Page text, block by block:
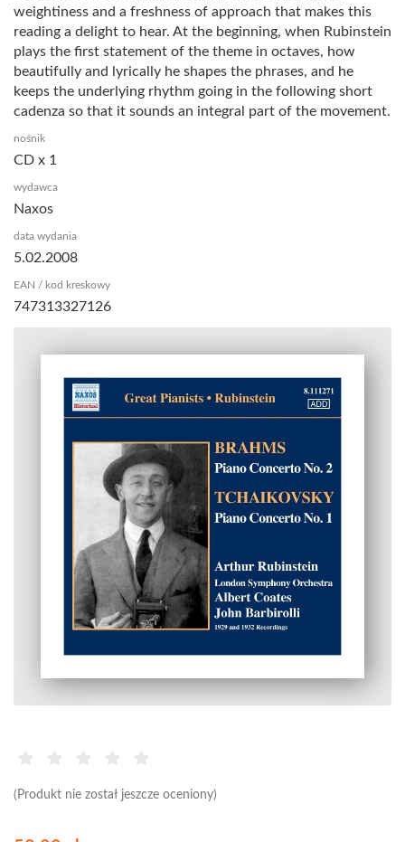
(Produkt nie został jeszcze oceniony)
weightiness and a freshness of approach that makes this
reading a delight to hear. At the beginning, when Rubinstein
plays the first statement of the theme in octaves, how
beautifully and lyrically he shapes the phrases, and he
keeps the underlying rhythm going in the following short
cadenza so that it sounds an integral part of the movement.
nośnik
CD x 1
wydawca
Naxos
data wydania
5.02.2008
EAN / kod kreskowy
747313327126